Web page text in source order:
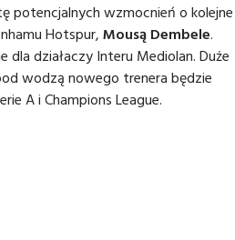
potencjalnych wzmocnień o kolejne
Hotspur, Mousą Dembele.
działaczy Interu Mediolan. Duże
wodzą nowego trenera będzie
A i Champions League.